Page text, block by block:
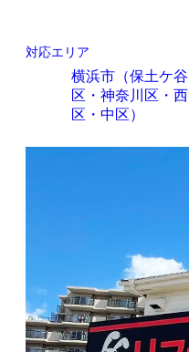
対応エリア
横浜市（保土ケ谷
区・神奈川区・西
区・中区）